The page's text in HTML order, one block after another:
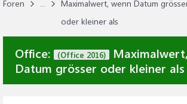
Foren ...
Maximalwert, wenn Datum
oder kleiner als
Office: (Office 2016)
Datum grösser oder kleiner als